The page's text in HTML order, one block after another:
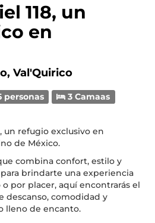
118, un
en
Val'Quirico
personas
3 Camaas
un refugio exclusivo en
de México.
combina confort, estilo y
brindarte una experiencia
o por placer, aquí encontrarás el
comodidad y
lleno de encanto.